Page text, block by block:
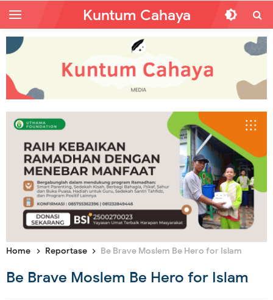
Kuntum Cahaya
Home Reportase Be Brave Moslem Be Hero for Islam
Be Brave Moslem Be Hero for Islam